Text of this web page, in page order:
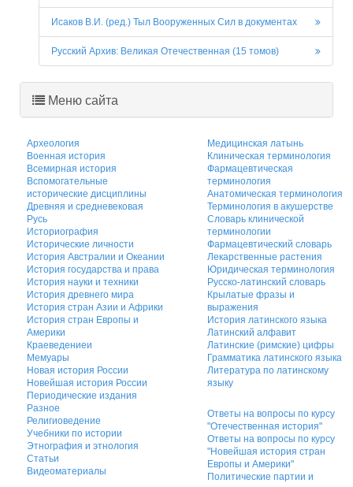
Исаков В.И. (ред.) Тыл Вооруженных Сил в документах
Русский Архив: Великая Отечественная (15 томов)
Меню сайта
Археология
Военная история
Всемирная история
Вспомогательные
исторические дисциплины
Древняя и средневековая
Русь
Историография
Исторические личности
История Австралии и Океании
История государства и права
История науки и техники
История древнего мира
История стран Азии и Африки
История стран Европы и
Америки
Краеведениеи
Мемуары
Новая история России
Новейшая история России
Периодические издания
Разное
Религиоведение
Учебники по истории
Этнография и этнология
Статьи
Видеоматериалы
Медицинская латынь
Клиническая терминология
Фармацевтическая
терминология
Анатомическая терминология
Терминология в акушерстве
Словарь клинической
терминологии
Фармацевтический словарь
Лекарственные растения
Юридическая терминология
Русско-латинский словарь
Крылатые фразы и
выражения
История латинского языка
Латинский алфавит
Латинские (римские) цифры
Грамматика латинского языка
Литература по латинскому
языку
Ответы на вопросы по курсу
"Отечественная история"
Ответы на вопросы по курсу
"Новейшая история стран
Европы и Америки"
Политические партии и